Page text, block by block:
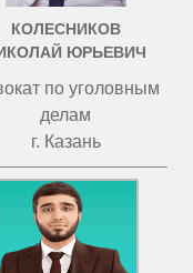
КОЛЕСНИКОВ
ЮРЬЕВИЧ
по уголовным
делам
г. Казань